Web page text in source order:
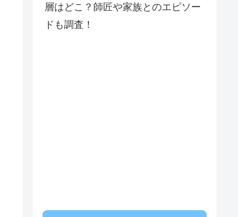
層はどこ？師匠や家族とのエピソー
ドも調査！